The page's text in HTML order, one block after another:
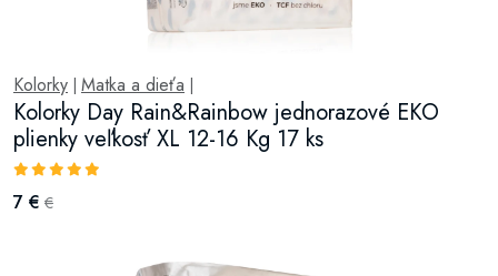
Kolorky Matka a dieťa
Kolorky Day Rain&Rainbow jednorazové EKO
plienky veľkosť XL 12-16 Kg 17 ks
7 € €